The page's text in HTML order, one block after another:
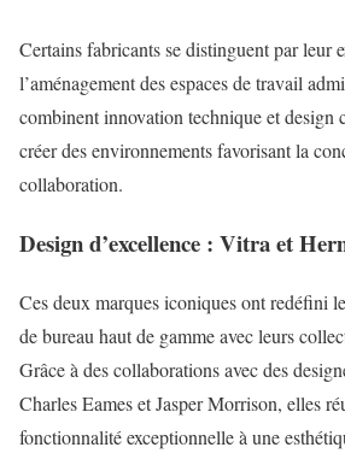
Certains fabricants se distinguent par leur
l’aménagement des espaces de travail
combinent innovation technique et design
créer des environnements favorisant la
collaboration.
Design d’excellence : Vitra et
Ces deux marques iconiques ont redéfini
de bureau haut de gamme avec leurs
Grâce à des collaborations avec des
Charles Eames et Jasper Morrison, elles
fonctionnalité exceptionnelle à une